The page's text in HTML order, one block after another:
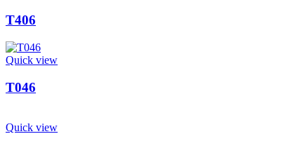
T406
Quick view
T046
Quick view